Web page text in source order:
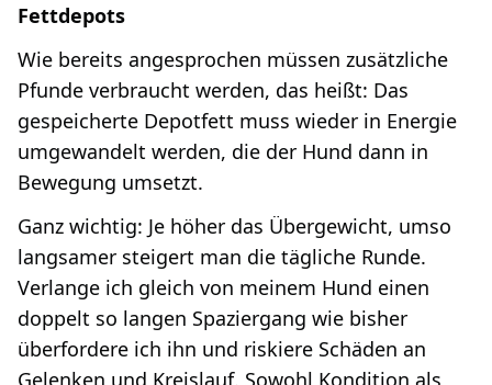
Fettdepots
Wie bereits angesprochen müssen zusätzliche
Pfunde verbraucht werden, das heißt: Das
gespeicherte Depotfett muss wieder in Energie
umgewandelt werden, die der Hund dann in
Bewegung umsetzt.
Ganz wichtig: Je höher das Übergewicht, umso
langsamer steigert man die tägliche Runde.
Verlange ich gleich von meinem Hund einen
doppelt so langen Spaziergang wie bisher
überfordere ich ihn und riskiere Schäden an